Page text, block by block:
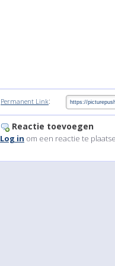
Permanent Link:
Reactie toevoegen
Log in om een reactie te